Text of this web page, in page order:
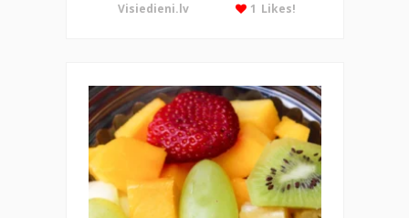
Visiedieni.lv Likes!
1